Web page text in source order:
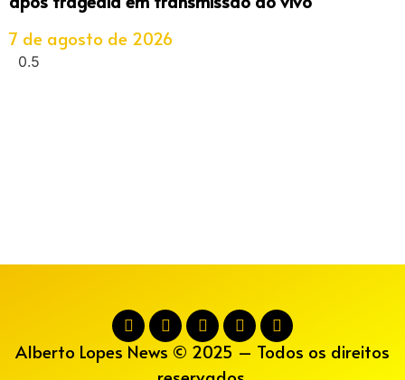
7 de agosto de 2026
Alberto Lopes News © 2025 – Todos os direitos